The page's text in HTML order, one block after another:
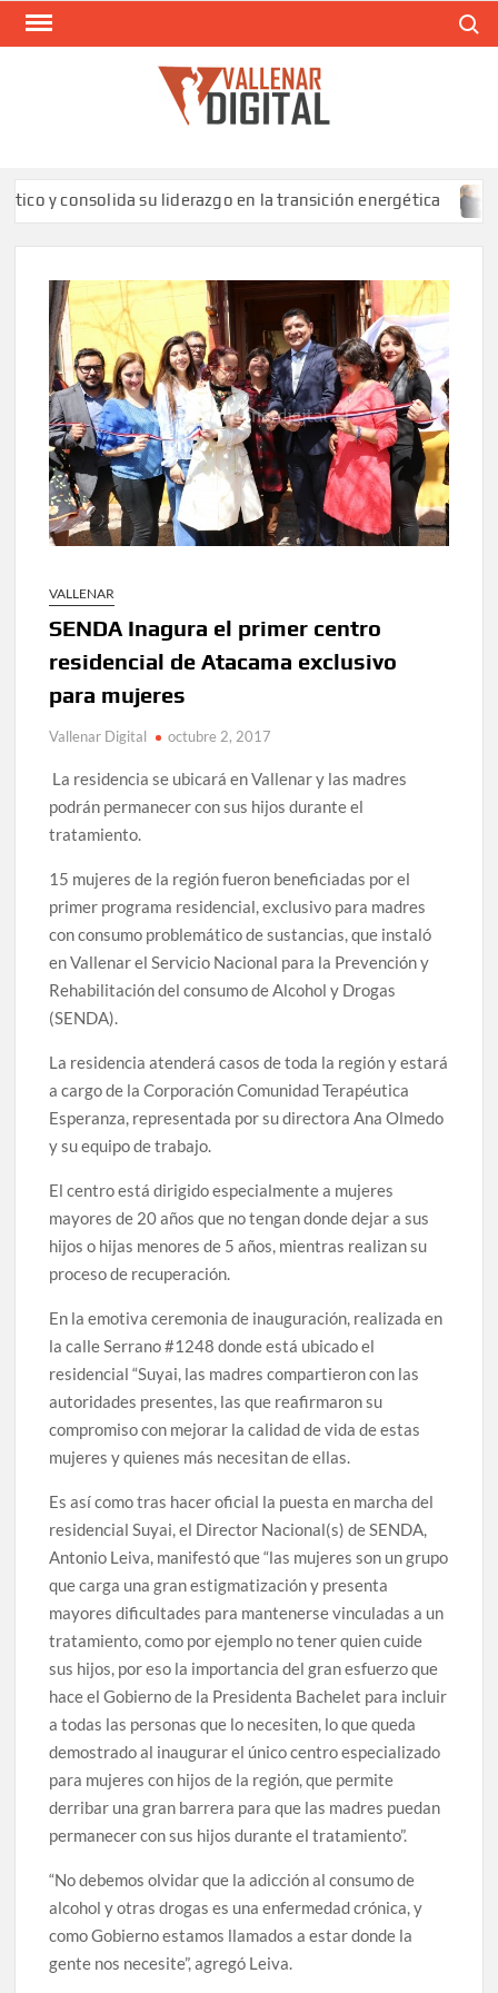
Saltar
y consolida su liderazgo en la transición energética
VALLENAR
SENDA Inagura el primer centro
residencial de Atacama exclusivo
para mujeres
Vallenar Digital octubre 2, 2017
La residencia se ubicará en Vallenar y las madres
podrán permanecer con sus hijos durante el
tratamiento.
15 mujeres de la región fueron beneficiadas por el
primer programa residencial, exclusivo para madres
con consumo problemático de sustancias, que instaló
en Vallenar el Servicio Nacional para la Prevención y
Rehabilitación del consumo de Alcohol y Drogas
(SENDA).
La residencia atenderá casos de toda la región y estará
a cargo de la Corporación Comunidad Terapéutica
Esperanza, representada por su directora Ana Olmedo
y su equipo de trabajo.
El centro está dirigido especialmente a mujeres
mayores de 20 años que no tengan donde dejar a sus
hijos o hijas menores de 5 años, mientras realizan su
proceso de recuperación.
En la emotiva ceremonia de inauguración, realizada en
la calle Serrano #1248 donde está ubicado el
residencial “Suyai, las madres compartieron con las
autoridades presentes, las que reafirmaron su
compromiso con mejorar la calidad de vida de estas
mujeres y quienes más necesitan de ellas.
Es así como tras hacer oficial la puesta en marcha del
residencial Suyai, el Director Nacional(s) de SENDA,
Antonio Leiva, manifestó que “las mujeres son un grupo
que carga una gran estigmatización y presenta
mayores dificultades para mantenerse vinculadas a un
tratamiento, como por ejemplo no tener quien cuide
sus hijos, por eso la importancia del gran esfuerzo que
hace el Gobierno de la Presidenta Bachelet para incluir
a todas las personas que lo necesiten, lo que queda
demostrado al inaugurar el único centro especializado
para mujeres con hijos de la región, que permite
derribar una gran barrera para que las madres puedan
permanecer con sus hijos durante el tratamiento”.
“No debemos olvidar que la adicción al consumo de
alcohol y otras drogas es una enfermedad crónica, y
como Gobierno estamos llamados a estar donde la
gente nos necesite”, agregó Leiva.